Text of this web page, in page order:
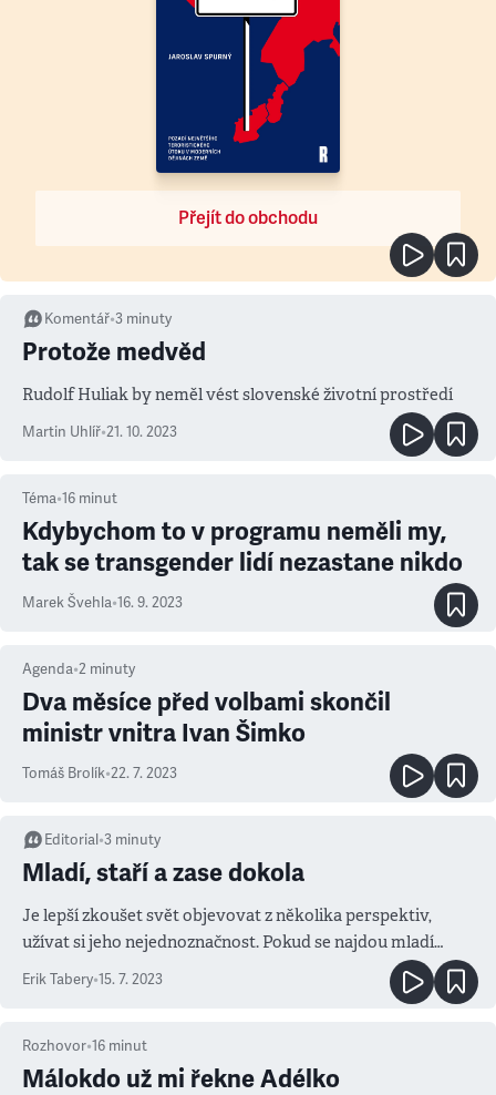
Přejít do obchodu
Komentář•3 minuty
Protože medvěd
Rudolf Huliak by neměl vést slovenské životní prostředí
Martin Uhlíř•21. 10. 2023
Téma•16 minut
Kdybychom to v programu neměli my,
tak se transgender lidí nezastane nikdo
Marek Švehla•16. 9. 2023
Agenda•2 minuty
Dva měsíce před volbami skončil
ministr vnitra Ivan Šimko
Tomáš Brolík•22. 7. 2023
Editorial •3 minuty
Mladí, staří a zase dokola
Je lepší zkoušet svět objevovat z několika perspektiv,
užívat si jeho nejednoznačnost. Pokud se najdou mladí
dogmatici, je to smutné, ale je třeba nezapomínat na zástup
dogmatiků starších
Erik Tabery•15. 7. 2023
Rozhovor•16 minut
Málokdo už mi řekne Adélko